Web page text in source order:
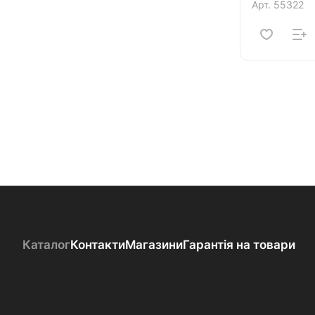
Арт. 55322
КаталогКонтактиМагазиниГарантія на товари